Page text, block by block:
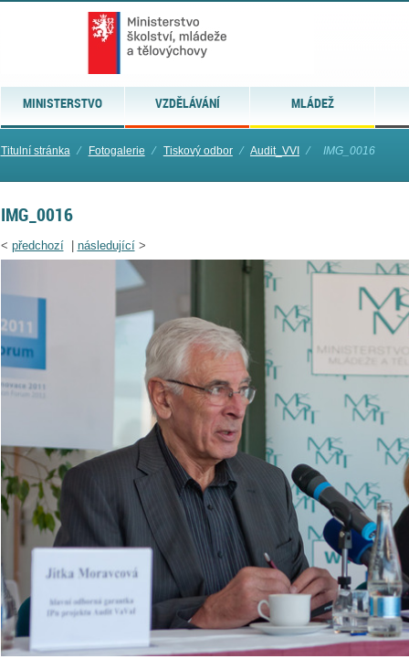
MINISTERSTVO VZDĚLÁVÁNÍ MLÁDEŽ
Titulní stránka ⁄ Fotogalerie ⁄ Tiskový odbor ⁄ Audit_VVI ⁄ IMG_0016
IMG_0016
< předchozí| následující>